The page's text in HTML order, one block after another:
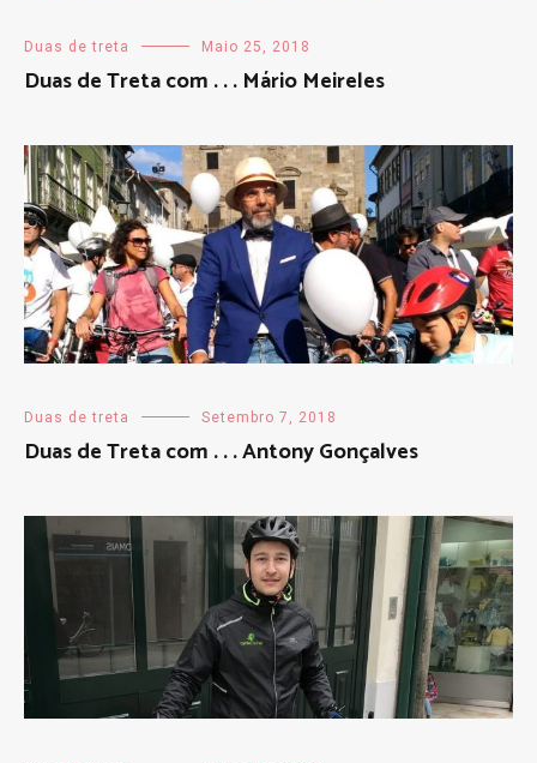
Duas de treta Maio 25, 2018
Duas de Treta com . . . Mário Meireles
Duas de treta Setembro 7, 2018
Duas de Treta com . . . Antony Gonçalves